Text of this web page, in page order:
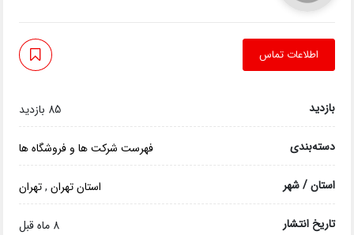
اطلاعات تماس
بازدید 85 بازدید
دسته‌بندی فهرست شرکت ها و فروشگاه ها
استان / شهر استان تهران,تهران
تاریخ انتشار 8 ماه قبل